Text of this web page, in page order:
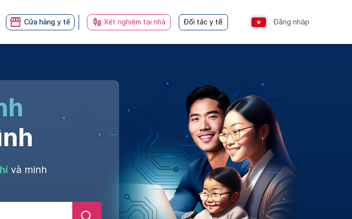
Cửa hàng y tế Xét nghiệm tại nhà Đối tác y tế Đăng nhập
và minh